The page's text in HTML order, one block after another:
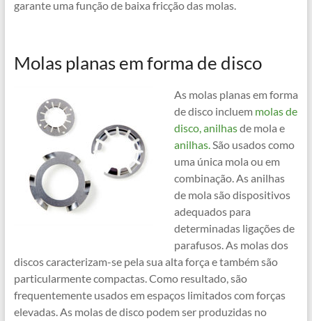
garante uma função de baixa fricção das molas.
Molas planas em forma de disco
As molas planas em forma
de disco incluem molas de
disco,anilhasde mola e
anilhas.São usados como
uma única mola ou em
combinação. As anilhas
de mola são dispositivos
adequados para
determinadas ligações de
parafusos. As molas dos
discos caracterizam-se pela sua alta força e também são
particularmente compactas. Como resultado, são
frequentemente usados em espaços limitados com forças
elevadas. As molas de disco podem ser produzidas no